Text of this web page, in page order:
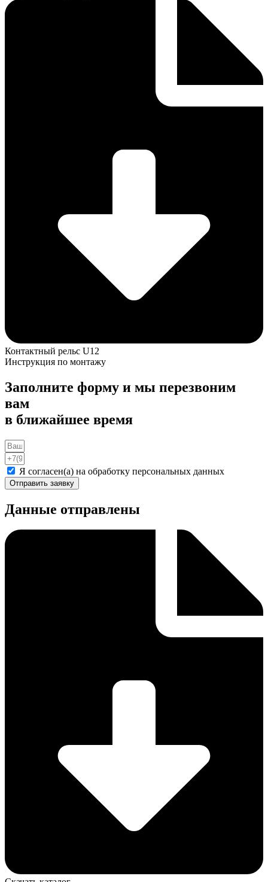
Контактный рельс U12
Инструкция по монтажу
Заполните форму и мы перезвоним
вам
в ближайшее время
Я согласен(а) на обработку персональных данных
Отправить заявку
Данные отправлены